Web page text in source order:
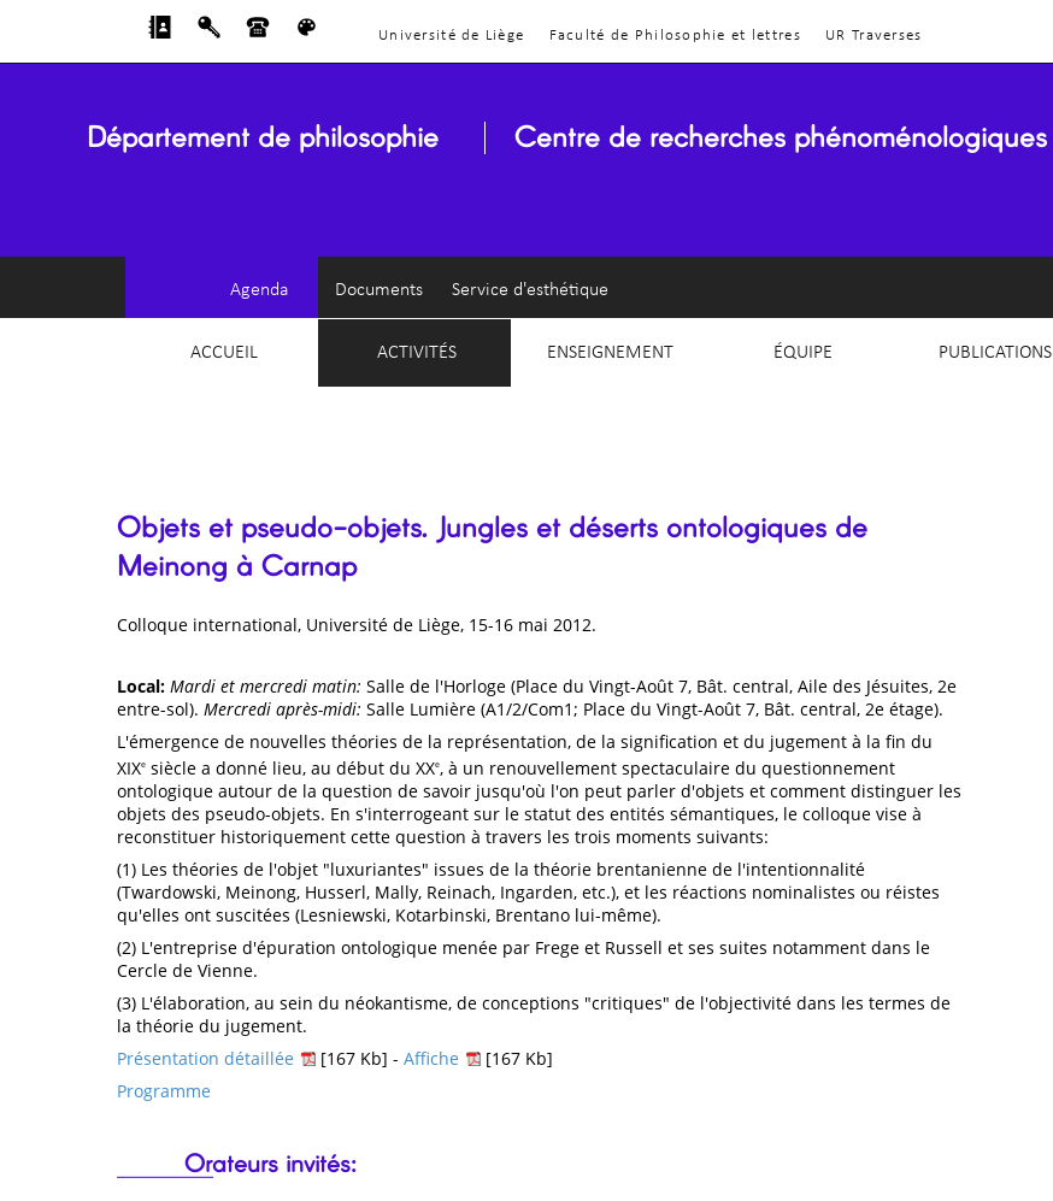
Université de Liège Faculté de Philosophie et lettres UR Traverses
Département de philosophie Centre de recherches phénoménologiques
Agenda Documents Service d'esthétique
ACCUEIL ACTIVITÉS ENSEIGNEMENT ÉQUIPE PUBLICATIONS
Objets et pseudo-objets. Jungles et déserts ontologiques de
Meinong à Carnap
Colloque international, Université de Liège, 15-16 mai 2012.
Local: Mardi et mercredi matin: Salle de l'Horloge (Place du Vingt-Août 7, Bât. central, Aile des Jésuites, 2e
entre-sol). Mercredi après-midi: Salle Lumière (A1/2/Com1; Place du Vingt-Août 7, Bât. central, 2e étage).
L'émergence de nouvelles théories de la représentation, de la signification et du jugement à la fin du
XIXe siècle a donné lieu, au début du XXe, à un renouvellement spectaculaire du questionnement
ontologique autour de la question de savoir jusqu'où l'on peut parler d'objets et comment distinguer les
objets des pseudo-objets. En s'interrogeant sur le statut des entités sémantiques, le colloque vise à
reconstituer historiquement cette question à travers les trois moments suivants:
(1) Les théories de l'objet "luxuriantes" issues de la théorie brentanienne de l'intentionnalité
(Twardowski, Meinong, Husserl, Mally, Reinach, Ingarden, etc.), et les réactions nominalistes ou réistes
qu'elles ont suscitées (Lesniewski, Kotarbinski, Brentano lui-même).
(2) L'entreprise d'épuration ontologique menée par Frege et Russell et ses suites notamment dans le
Cercle de Vienne.
(3) L'élaboration, au sein du néokantisme, de conceptions "critiques" de l'objectivité dans les termes de
la théorie du jugement.
Présentation détaillée
[167 Kb] - Affiche
[167 Kb]
Programme
Orateurs invités: